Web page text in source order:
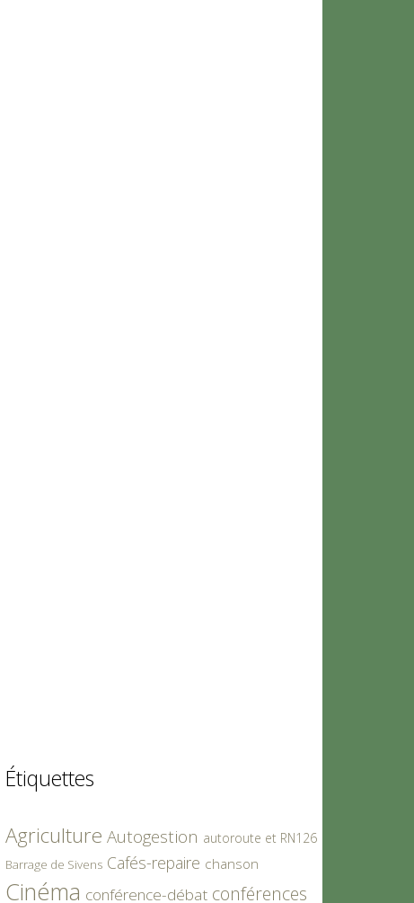
Étiquettes
Agriculture Autogestion autoroute et RN126
Barrage de Sivens Cafés-repaire chanson
Cinéma conférence-débat conférences